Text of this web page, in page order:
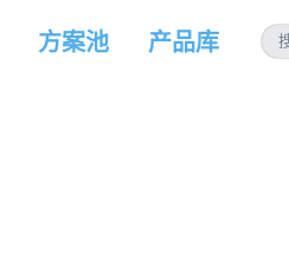
方案池 产品库